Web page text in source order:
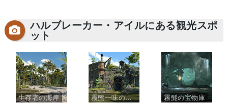
ハルブレーカー・アイルにある観光スポ
ット
生存者の海岸 霧髭一味のアジト 霧髭の宝物庫